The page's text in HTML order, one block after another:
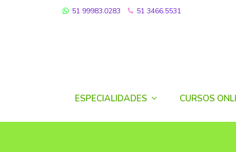
51 99983.0283 51 3466.5531
ESPECIALIDADES CURSOS